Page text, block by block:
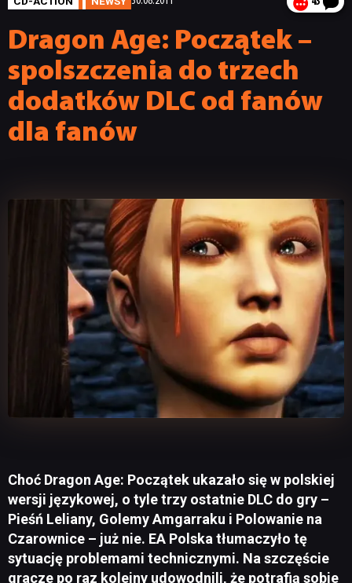
Dragon Age: Początek –
spolszczenia do trzech
dodatków DLC od fanów
dla fanów
Choć Dragon Age: Początek ukazało się w polskiej
wersji językowej, o tyle trzy ostatnie DLC do gry –
Pieśń Leliany, Golemy Amgarraku i Polowanie na
Czarownice – już nie. EA Polska tłumaczyło tę
sytuację problemami technicznymi. Na szczęście
gracze po raz kolejny udowodnili, że potrafią sobie